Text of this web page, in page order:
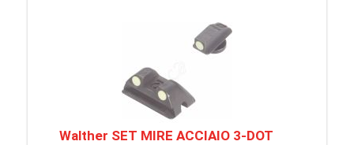
Walther SET MIRE ACCIAIO 3-DOT